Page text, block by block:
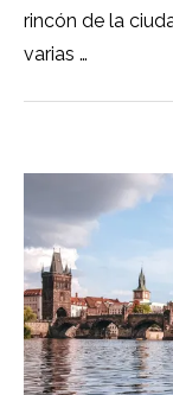
rincón de la
varias …